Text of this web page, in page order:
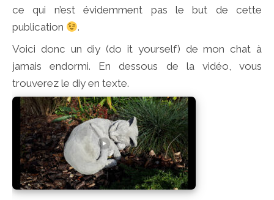
ce qui n’est évidemment pas le but de cette
publication
.
Voici donc un diy (do it yourself) de mon chat à
jamais endormi. En dessous de la vidéo, vous
trouverez le diy en texte.